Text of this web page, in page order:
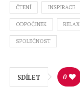
ČTENÍ INSPIRACE
ODPOČINEK RELAX
SPOLEČNOST
SDÍLET 0